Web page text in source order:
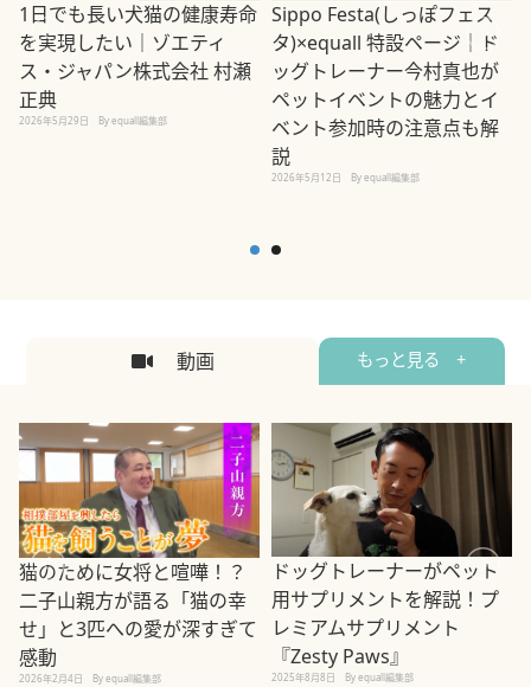
1日でも長い犬猫の健康寿命
を実現したい｜ゾエティ
ス・ジャパン株式会社 村瀬
正典
2026年5月29日 By equall編集部
Sippo Festa(しっぽフェス
タ)×equall 特設ページ｜ド
ッグトレーナー今村真也が
ペットイベントの魅力とイ
ベント参加時の注意点も解
説
2026年5月12日 By equall編集部
動画 もっと見る +
猫のために女将と喧嘩！？
二子山親方が語る「猫の幸
せ」と3匹への愛が深すぎて
感動
2026年2月4日 By equall編集部
ドッグトレーナーがペット
用サプリメントを解説！プ
レミアムサプリメント
『Zesty Paws』
2025年8月8日 By equall編集部